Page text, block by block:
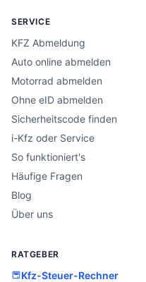
SERVICE
KFZ Abmeldung
Auto online abmelden
Motorrad abmelden
Ohne eID abmelden
Sicherheitscode finden
i-Kfz oder Service
So funktioniert's
Häufige Fragen
Blog
Über uns
RATGEBER
Kfz-Steuer-Rechner